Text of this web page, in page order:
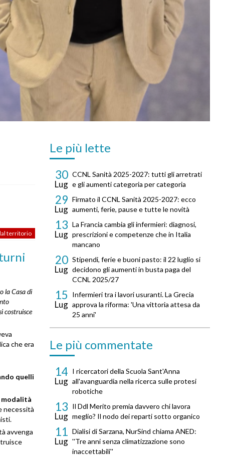
territorio
la Casa di
costruisce
che era
quelli
modalità
necessità
avvenga
Le più lette
30
Lug
CCNL Sanità 2025-2027: tutti gli arretrati
e gli aumenti categoria per categoria
29
Lug
Firmato il CCNL Sanità 2025-2027: ecco
aumenti, ferie, pause e tutte le novità
13
Lug
La Francia cambia gli infermieri: diagnosi,
prescrizioni e competenze che in Italia
mancano
20
Lug
Stipendi, ferie e buoni pasto: il 22 luglio si
decidono gli aumenti in busta paga del
CCNL 2025/27
15
Lug
Infermieri tra i lavori usuranti. La Grecia
approva la riforma: 'Una vittoria attesa da
25 anni'
Le più commentate
14
Lug
I ricercatori della Scuola Sant'Anna
all'avanguardia nella ricerca sulle protesi
robotiche
13
Lug
Il Ddl Merito premia davvero chi lavora
meglio? Il nodo dei reparti sotto organico
11
Lug
Dialisi di Sarzana, NurSind chiama ANED:
''Tre anni senza climatizzazione sono
inaccettabili''